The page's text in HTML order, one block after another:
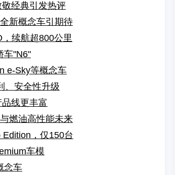
经典引发热评
新概念车引期待
续航超800公里
车"N6"
e-Sky等概念车
、安全性升级
线更丰富
燃油高性能未来
，仅150台
车模
念车